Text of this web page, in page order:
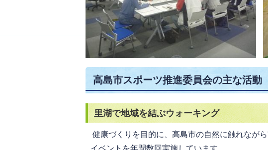
高島市スポーツ推進委員会の主な活動
里湖で地域を結ぶウォーキング
健康づくりを目的に、高島市の自然に触れなが
イベントを年間数回実施しています。